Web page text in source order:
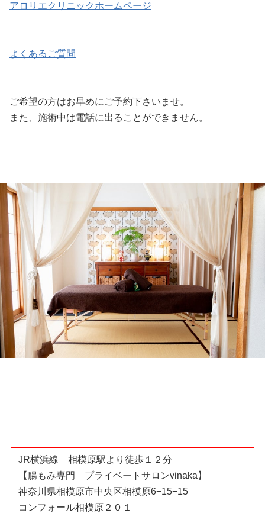
アロリエクリニックホームページ
よくあるご質問
ご希望の方はお早めにご予約下さいませ。
また、施術中は電話に出ることができません。
JR横浜線 相模原駅より徒歩１２分
【腸もみ専門 プライベートサロンvinaka】
神奈川県相模原市中央区相模原6−15−15
コンフォール相模原２０１